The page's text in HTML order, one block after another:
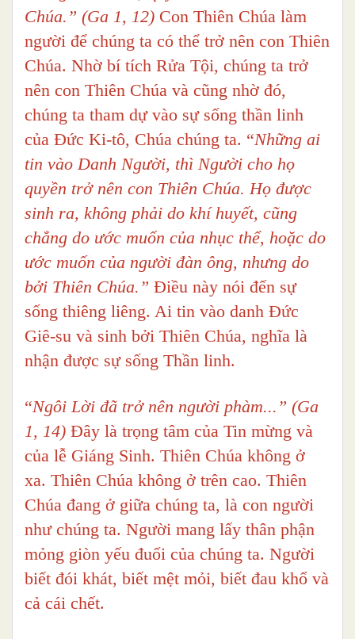
Chúa.” (Ga 1, 12) Con Thiên Chúa làm
người để chúng ta có thể trở nên con Thiên
Chúa. Nhờ bí tích Rửa Tội, chúng ta trở
nên con Thiên Chúa và cũng nhờ đó,
chúng ta tham dự vào sự sống thần linh
của Đức Ki-tô, Chúa chúng ta. “Những ai
tin vào Danh Người, thì Người cho họ
quyền trở nên con Thiên Chúa. Họ được
sinh ra, không phải do khí huyết, cũng
chẳng do ước muốn của nhục thể, hoặc do
ước muốn của người đàn ông, nhưng do
bởi Thiên Chúa.” Điều này nói đến sự
sống thiêng liêng. Ai tin vào danh Đức
Giê-su và sinh bởi Thiên Chúa, nghĩa là
nhận được sự sống Thần linh.
“Ngôi Lời đã trở nên người phàm...” (Ga
1, 14) Đây là trọng tâm của Tin mừng và
của lễ Giáng Sinh. Thiên Chúa không ở
xa. Thiên Chúa không ở trên cao. Thiên
Chúa đang ở giữa chúng ta, là con người
như chúng ta. Người mang lấy thân phận
mỏng giòn yếu đuối của chúng ta. Người
biết đói khát, biết mệt mỏi, biết đau khổ và
cả cái chết.